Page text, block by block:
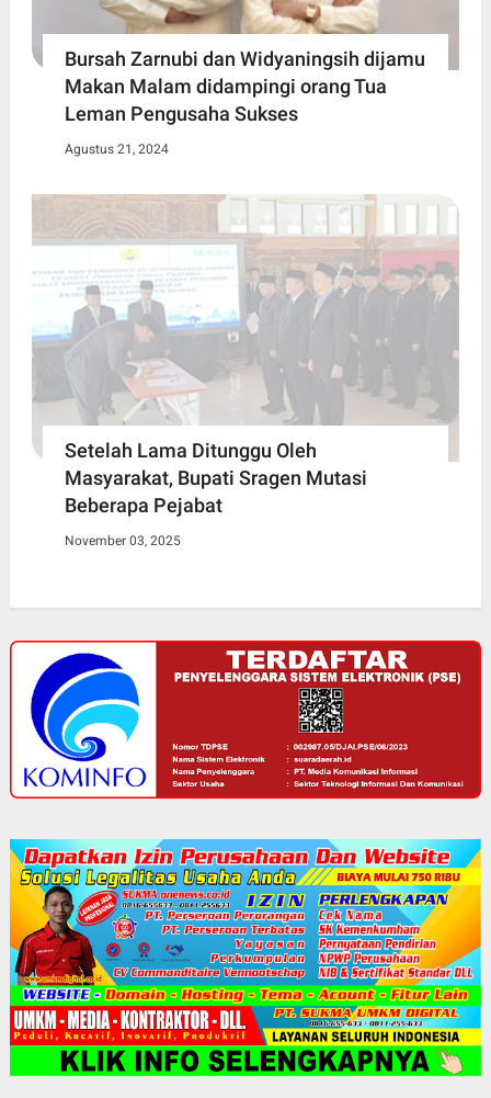
Bursah Zarnubi dan Widyaningsih dijamu
Makan Malam didampingi orang Tua
Leman Pengusaha Sukses
Agustus 21, 2024
Setelah Lama Ditunggu Oleh
Masyarakat, Bupati Sragen Mutasi
Beberapa Pejabat
November 03, 2025